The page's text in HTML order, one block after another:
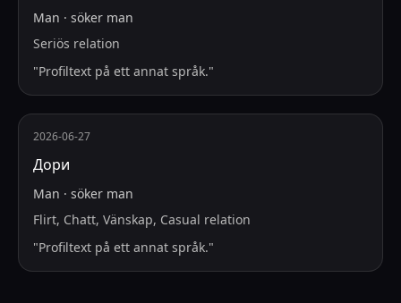
Man · söker man
Seriös relation
"Profiltext på ett annat språk."
2026-06-27
Дори
Man · söker man
Flirt, Chatt, Vänskap, Casual relation
"Profiltext på ett annat språk."